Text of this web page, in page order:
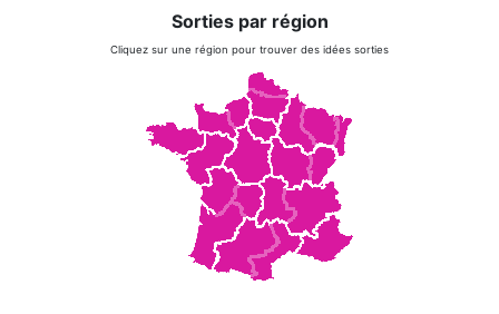
Sorties par région
Cliquez sur une région pour trouver des idées sorties